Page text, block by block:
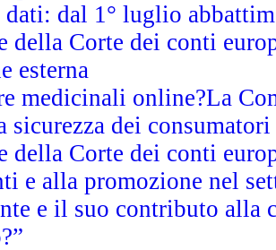
dati: dal 1° luglio
della Corte dei conti
esterna
medicinali online?La
sicurezza dei consumatori
della Corte dei conti
e alla promozione nel
e il suo contributo